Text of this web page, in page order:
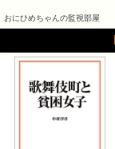
おにひめちゃんの監視部屋